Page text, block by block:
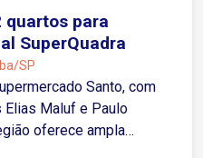
quartos para
SuperQuadra
SP
Santo, com
Maluf e Paulo
oferece ampla